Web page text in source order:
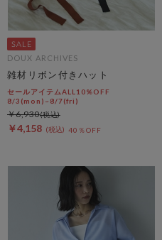
DOUX ARCHIVES
雑材リボン付きハット
セールアイテムALL10%OFF
8/3(mon)~8/7(fri)
￥4,158 40％OFF
￥6,930